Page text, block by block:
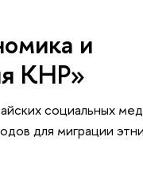
и
КНР»
социальных
для миграции